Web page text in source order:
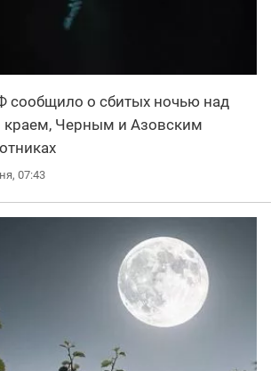
о сбитых ночью над
краем, Черным и Азовским
07:43